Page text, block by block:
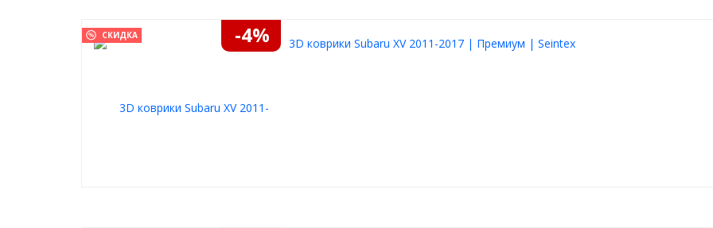
СКИДКА -4% 3D коврики Subaru XV 2011-2017 | Премиум | Seintex